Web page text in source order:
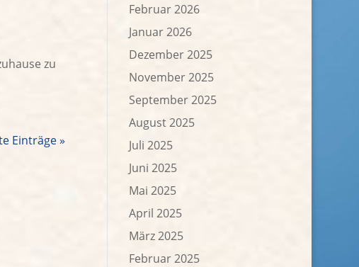
zu
Einträge »
Februar 2026
Januar 2026
Dezember 2025
November 2025
September 2025
August 2025
Juli 2025
Juni 2025
Mai 2025
April 2025
März 2025
Februar 2025